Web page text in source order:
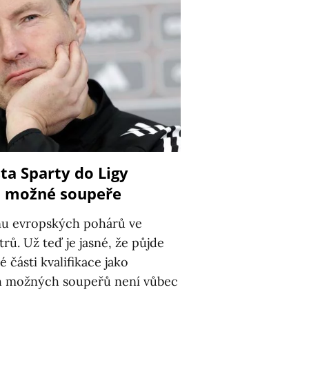
Sparty do Ligy
soupeře
evropských pohárů ve
Už teď je jasné, že půjde
části kvalifikace jako
možných soupeřů není vůbec